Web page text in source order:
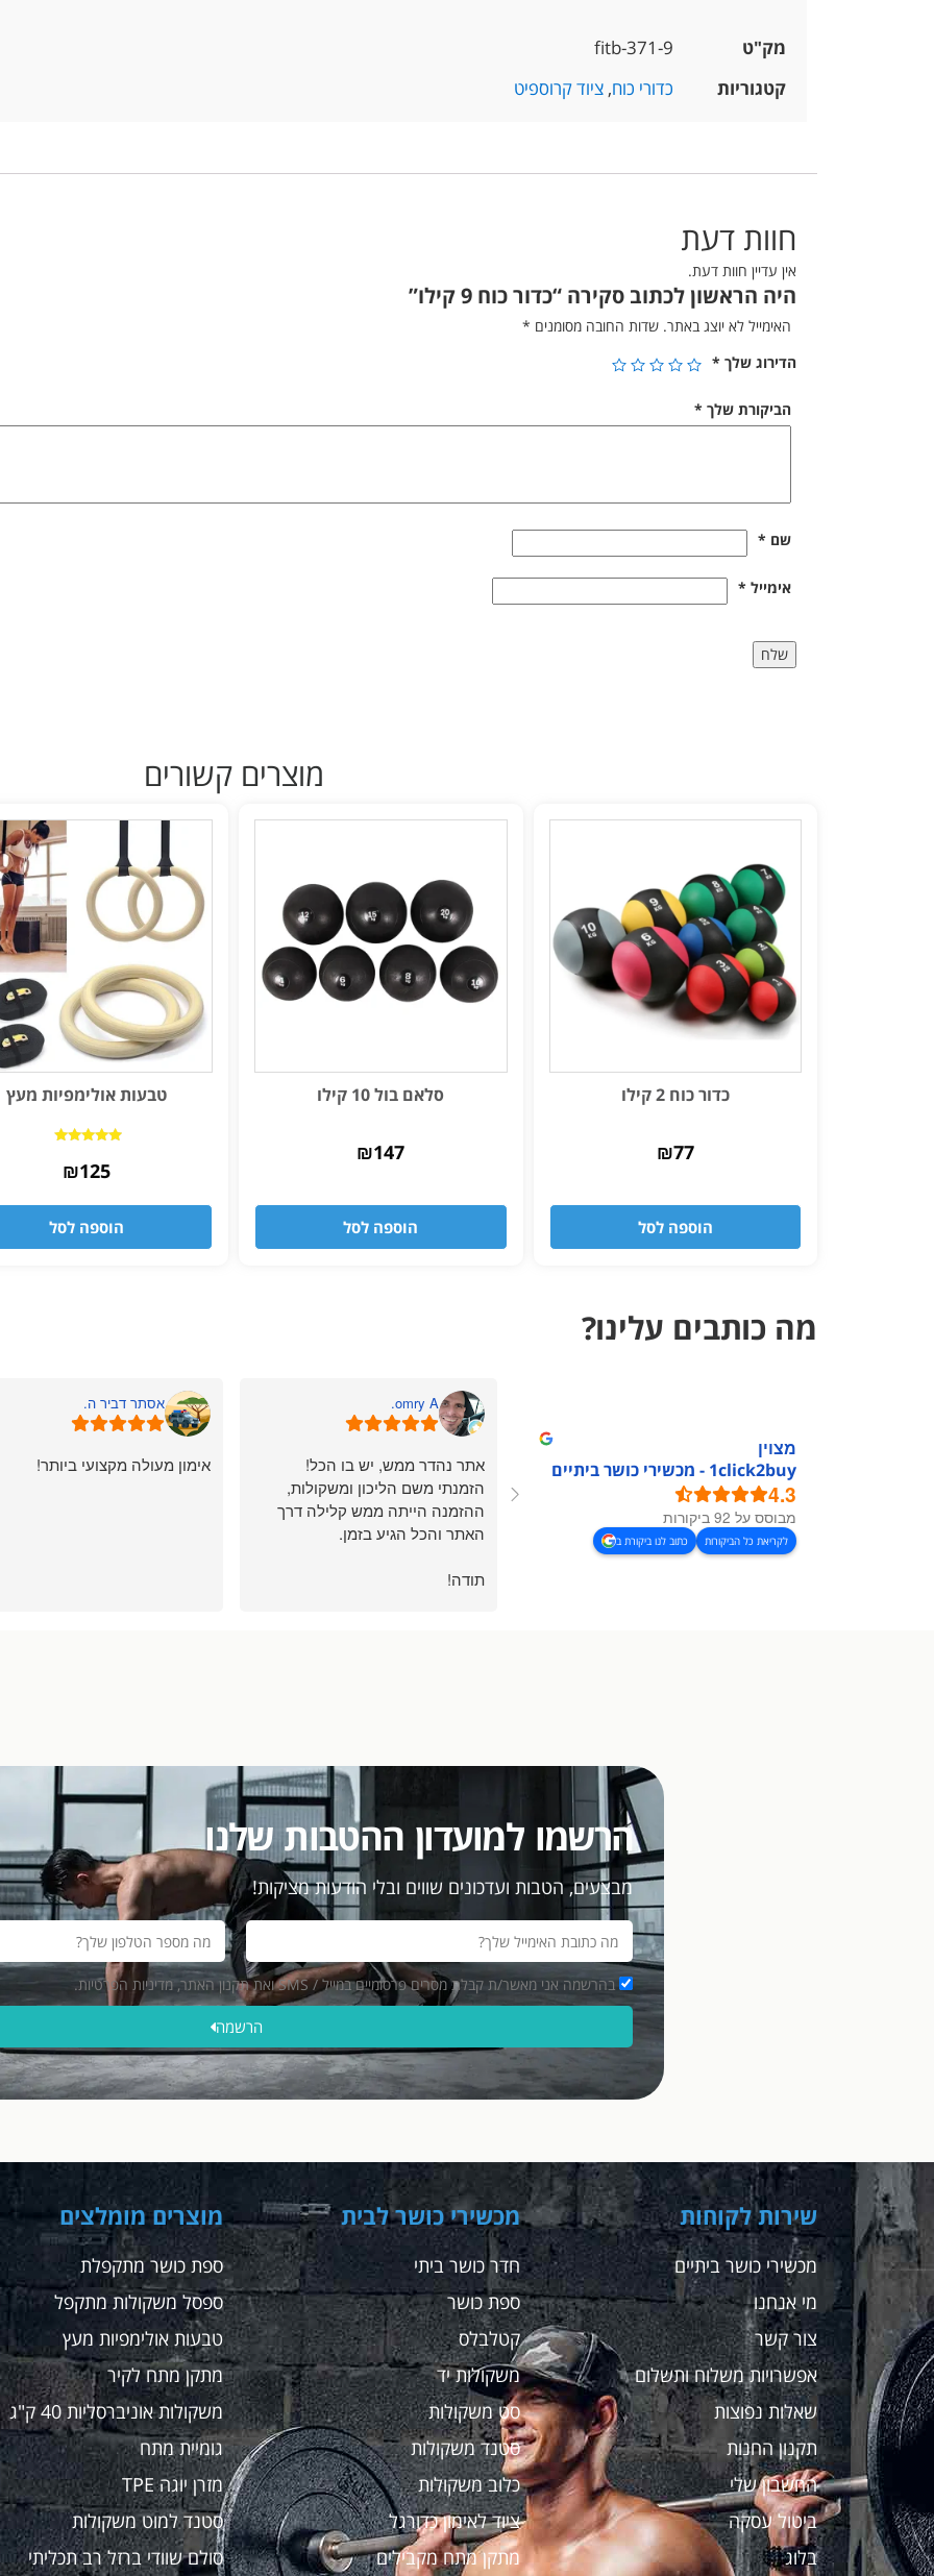
מק"ט
fitb-371-9
קטגוריות
כדורי כוח, ציוד קרוספיט
חוות דעת
אין עדיין חוות דעת.
היה הראשון לכתוב סקירה “כדור כוח 9 קילו”
האימייל לא יוצג באתר. שדות החובה מסומנים *
הדירוג שלך *
הביקורת שלך *
שם *
אימייל *
מוצרים קשורים
כדור כוח 2 קילו
₪77
הוספה לסל
סלאם בול 10 קילו
₪147
הוספה לסל
טבעות אולימפיות מעץ
4.83
מתוך 5₪125
הוספה לסל
מה כותבים עלינו?
מצוין
1click2buy - מכשירי כושר ביתיים
4.3
מבוסס על 92 ביקורות
לקריאת כל הביקורות כתוב לנו ביקורת ב
omry A.
אתר נהדר ממש, יש בו הכל!
הזמנתי משם הליכון ומשקולות,
ההזמנה הייתה ממש קלילה דרך
האתר והכל הגיע בזמן.
תודה!
אסתר דביר ה.
אימון מעולה מקצועי ביותר!
הרשמו למועדון ההטבות שלנו
מבצעים, הטבות ועדכונים שווים ובלי הודעות מציקות!
בהרשמה אני מאשר/ת קבלת מסרים פרסומיים במייל / SMS ואת תקנון האתר, מדיניות הפרטיות.
הרשמה
שירות לקוחות
מכשירי כושר ביתיים
מי אנחנו
צור קשר
אפשרויות משלוח ותשלום
שאלות נפוצות
תקנון החנות
החשבון שלי
ביטול עסקה
בלוג
מכשירי כושר לבית
חדר כושר ביתי
ספת כושר
קטלבלס
משקולות יד
סט משקולות
סטנד משקולות
כלוב משקולות
ציוד לאימון כדורגל
מתקן מתח מקבילים
מוצרים מומלצים
ספת כושר מתקפלת
ספסל משקולות מתקפל
טבעות אולימפיות מעץ
מתקן מתח לקיר
משקולות אוניברסליות 40 ק"ג
גומיית מתח
מזרן יוגה TPE
סטנד למוט משקולות
סולם שוודי ברזל רב תכליתי